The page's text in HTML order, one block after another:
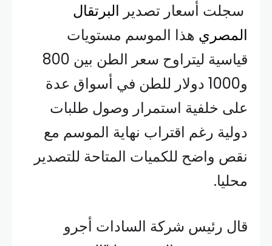
سجلت أسعار تصدير البرتقال
المصري هذا الموسم مستويات
قياسية ليتراوح سعر الطن بين 800
و1000 دولار للطن في أسواق عدة
على خلفية استمرار وصول طلبات
دولية رغم اقتراب نهاية الموسم مع
نقص واضح للكميات المتاحة للتصدير
محليا.
قال رئيس شركة السادات أجرو